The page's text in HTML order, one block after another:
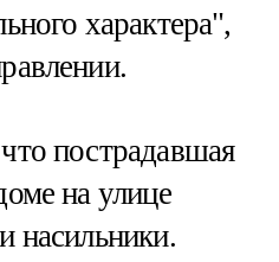
характера",
пострадавшая
на улице
насильники.